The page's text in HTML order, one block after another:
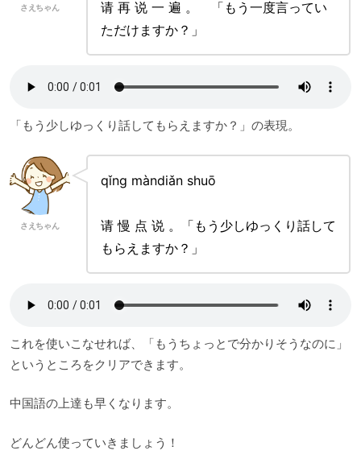
さえちゃん
请 再 说 一 遍 。 「もう一度言ってい
ただけますか？」
「もう少しゆっくり話してもらえますか？」の表現。
さえちゃん
qǐng màndiǎn shuō
请 慢 点 说 。「もう少しゆっくり話して
もらえますか？」
これを使いこなせれば、「もうちょっとで分かりそうなのに」
というところをクリアできます。
中国語の上達も早くなります。
どんどん使っていきましょう！